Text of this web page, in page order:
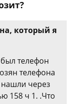
который я
телефон
телефона
через
158 ч 1. .Что